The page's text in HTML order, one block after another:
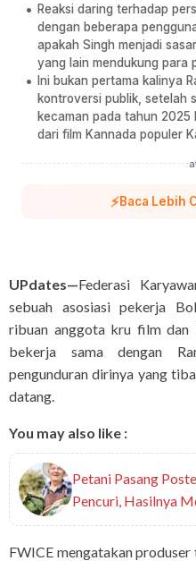
Reaksi daring terhadap
dengan beberapa
apakah Singh menjadi
yang lain mendukung para
Ini bukan pertama kalinya
kontroversi publik, setelah
kecaman pada tahun 2025
dari film Kannada populer
⚡Baca Lebih
UPdates—Federasi
sebuah asosiasi pekerja
ribuan anggota kru film dan
bekerja sama dengan
pengunduran dirinya yang
datang.
You may also like :
Petani Pasang
Pencuri, Hasilnya
FWICE mengatakan